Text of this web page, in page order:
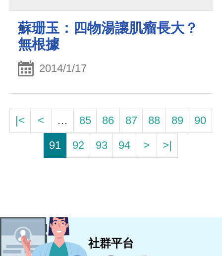
蘇珊玉：四物湯讓肌瘤長大？
無根據
2014/1/17
|< < … 85 86 87 88 89
90
91
92 93 94 > >|
社群平台